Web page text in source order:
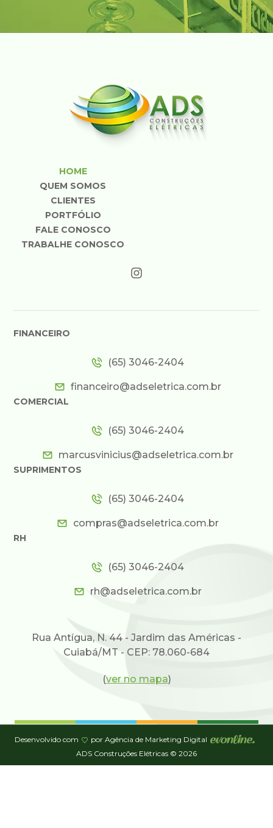
HOME
QUEM SOMOS
CLIENTES
PORTFÓLIO
FALE CONOSCO
TRABALHE CONOSCO
FINANCEIRO
(65) 3046-2404
financeiro@adseletrica.com.br
COMERCIAL
(65) 3046-2404
marcusvinicius@adseletrica.com.br
SUPRIMENTOS
(65) 3046-2404
compras@adseletrica.com.br
RH
(65) 3046-2404
rh@adseletrica.com.br
Rua Antígua, N. 44 - Jardim das Américas -
Cuiabá/MT - CEP: 78.060-684
(ver no mapa)
Desenvolvido com
por Agência de Marketing Digital
ADS Construções Elétricas © 2026